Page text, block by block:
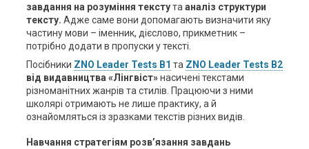
завдання на розуміння текстута аналіз структури
тексту. Адже саме вони допомагають визначити яку
частину мови – іменник, дієслово, прикметник –
потрібно додати в пропуски у тексті.
Посібники ZNO Leader Tests B1 та ZNO Leader Tests B2
від видавництва «Лінгвіст»насичені текстами
різноманітних жанрів та стилів. Працюючи з ними
школярі отримають не лише практику, а й
ознайомляться із зразками текстів різних видів.
Навчання стратегіям розв’язання завдань